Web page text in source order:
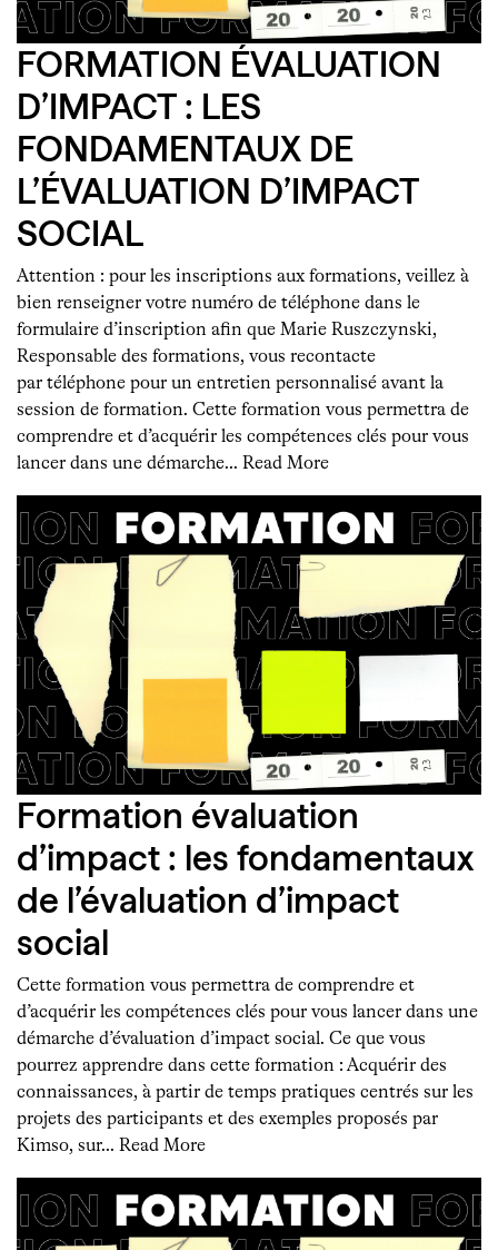
FORMATION ÉVALUATION
D’IMPACT : LES
FONDAMENTAUX DE
L’ÉVALUATION D’IMPACT
SOCIAL
Attention : pour les inscriptions aux formations, veillez à
bien renseigner votre numéro de téléphone dans le
formulaire d’inscription afin que Marie Ruszczynski,
Responsable des formations, vous recontacte
par téléphone pour un entretien personnalisé avant la
session de formation. Cette formation vous permettra de
comprendre et d’acquérir les compétences clés pour vous
lancer dans une démarche… Read More
Formation évaluation
d’impact : les fondamentaux
de l’évaluation d’impact
social
Cette formation vous permettra de comprendre et
d’acquérir les compétences clés pour vous lancer dans une
démarche d’évaluation d’impact social. Ce que vous
pourrez apprendre dans cette formation : Acquérir des
connaissances, à partir de temps pratiques centrés sur les
projets des participants et des exemples proposés par
Kimso, sur… Read More